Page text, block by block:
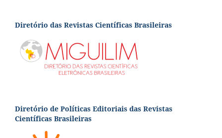
Diretório das Revistas Científicas Brasileiras
Diretório de Políticas Editoriais das Revistas
Científicas Brasileiras